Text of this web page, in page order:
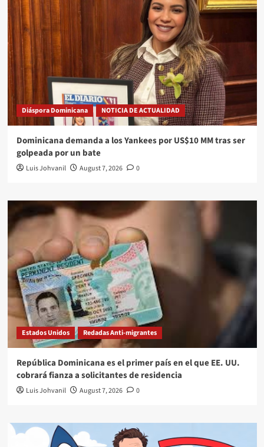
Diáspora Dominicana NOTICIA DE ACTUALIDAD
Dominicana demanda a los Yankees por US$10 MM tras ser
golpeada por un bate
Luis Johvanil August 7, 2026 0
Estados Unidos Redadas Anti-migrantes
República Dominicana es el primer país en el que EE. UU.
cobrará fianza a solicitantes de residencia
Luis Johvanil August 7, 2026 0